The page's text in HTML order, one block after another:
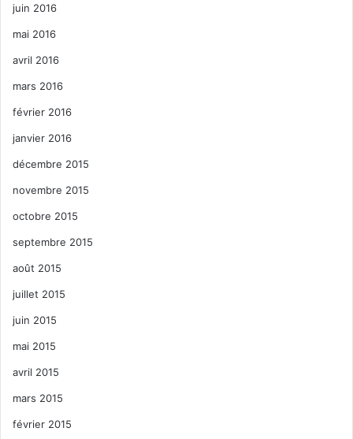
juin 2016
mai 2016
avril 2016
mars 2016
février 2016
janvier 2016
décembre 2015
novembre 2015
octobre 2015
septembre 2015
août 2015
juillet 2015
juin 2015
mai 2015
avril 2015
mars 2015
février 2015